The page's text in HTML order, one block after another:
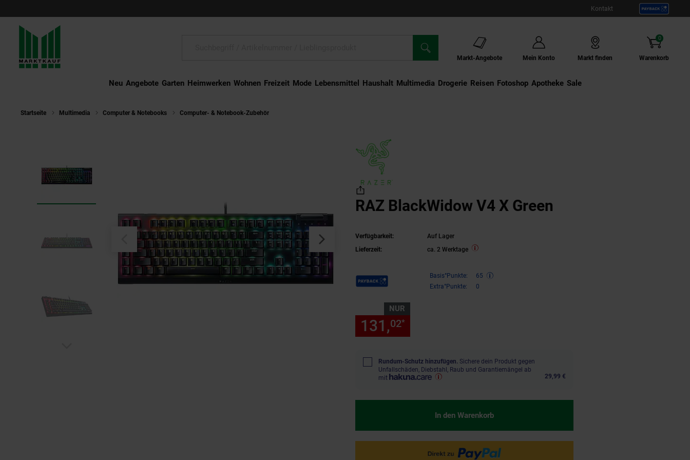
Kontakt
Markt-Angebote Mein Konto Markt finden Warenkorb
0
Artikel
Neu Angebote Garten Heimwerken Wohnen Freizeit Mode Lebensmittel Haushalt Multimedia Drogerie Externer Link:
Reisen Externer Link:
Fotoshop Externer Link:
Apotheke Sale
Startseite Multimedia Computer & Notebooks Computer- & Notebook-Zubehör
RAZ BlackWidow V4 X Green
Verfügbarkeit:
Auf Lager
Lieferzeit:
ca. 2 Werktage
Payback Punkte Basis°Punkte:
65
Extra°Punkte:
0
NUR
131,02*
Rundum-Schutz hinzufügen. Sichere dein Produkt gegen
Unfallschäden, Diebstahl, Raub und Garantiemängel ab
mit
29,99 €
In den Warenkorb